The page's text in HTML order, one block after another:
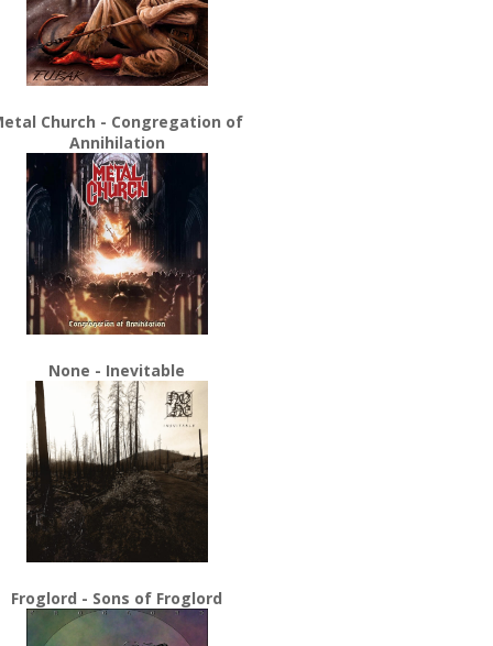
Church - Congregation of
Annihilation
None - Inevitable
Froglord - Sons of Froglord